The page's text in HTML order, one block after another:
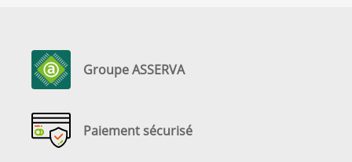
Groupe ASSERVA
Paiement sécurisé